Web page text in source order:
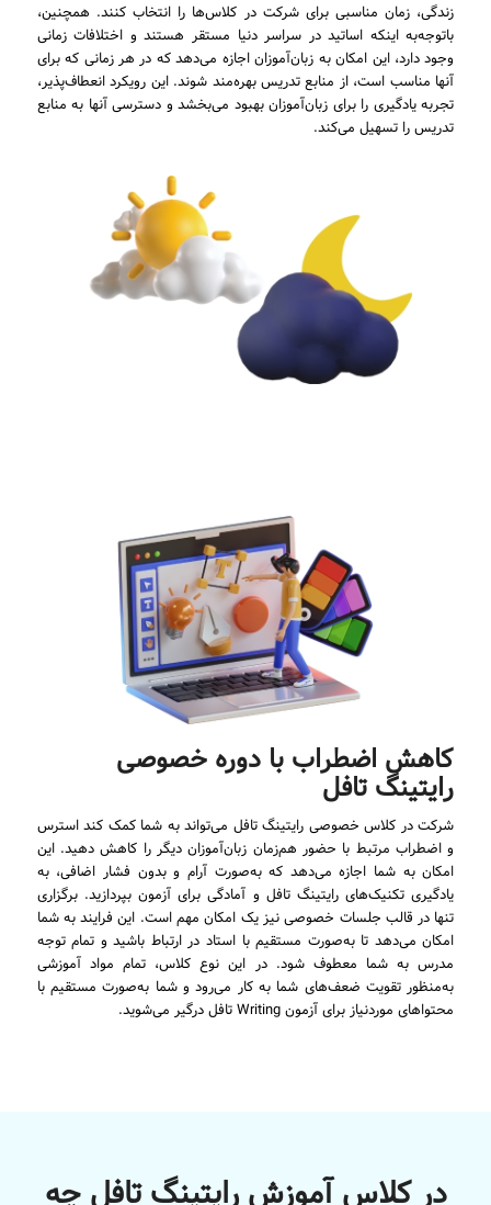
زندگی، زمان مناسبی برای شرکت در کلاس‌ها را انتخاب کنند. همچنین،
باتوجه‌به اینکه اساتید در سراسر دنیا مستقر هستند و اختلافات زمانی
وجود دارد، این امکان به زبان‌آموزان اجازه می‌دهد که در هر زمانی که برای
آنها مناسب است، از منابع تدریس بهره‌مند شوند. این رویکرد انعطاف‌پذیر،
تجربه یادگیری را برای زبان‌آموزان بهبود می‌بخشد و دسترسی آنها به منابع
تدریس را تسهیل می‌کند.
کاهش اضطراب با دوره خصوصی
رایتینگ تافل
شرکت در کلاس خصوصی رایتینگ تافل می‌تواند به شما کمک کند استرس
و اضطراب مرتبط با حضور هم‌زمان زبان‌آموزان دیگر را کاهش دهید. این
امکان به شما اجازه می‌دهد که به‌صورت آرام و بدون فشار اضافی، به
یادگیری تکنیک‌های رایتینگ تافل و آمادگی برای آزمون بپردازید. برگزاری
تنها در قالب جلسات خصوصی نیز یک امکان مهم است. این فرایند به شما
امکان می‌دهد تا به‌صورت مستقیم با استاد در ارتباط باشید و تمام توجه
مدرس به شما معطوف شود. در این نوع کلاس، تمام مواد آموزشی
به‌منظور تقویت ضعف‌های شما به کار می‌رود و شما به‌صورت مستقیم با
محتواهای موردنیاز برای آزمون Writing تافل درگیر می‌شوید.